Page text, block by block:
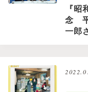
『
念 平
一郎